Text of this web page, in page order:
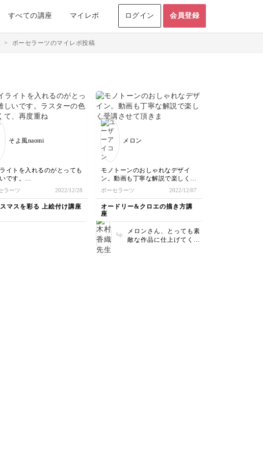
すべての講座 マイレポ ログイン 会員登録
> ポーセラーツのマイレポ投稿
そよ風naomi
イトを入れるのがとっても
です。
ターの色が薄くて、再度重ね
ました。
クラックルが影を潜めてし
した。
ラーツ 2022/12/28
マスを彩る 上絵付け講座
メロン
モノトーンのおしゃれなデザイ
ン。動画も丁寧な解説で楽しく受
講させて頂きました。お見本の陶
板ではなくお皿に描いたので面積
が大きくなり下の方のバッグのデ
ザインを変えてます。
ポーセラーツ 2022/12/07
オードリー&クロエの描き方講
座
メロンさん、とっても素
敵な作品に仕上げてくだ